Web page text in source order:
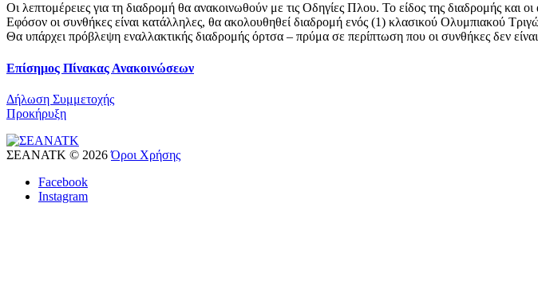
Οι λεπτομέρειες για τη διαδρομή θα ανακοινωθούν με τις Οδηγίες Πλου. Το είδος της διαδρομής και
Εφόσον οι συνθήκες είναι κατάλληλες, θα ακολουθηθεί διαδρομή ενός (1) κλασικού Ολυμπιακού
Θα υπάρχει πρόβλεψη εναλλακτικής διαδρομής όρτσα – πρύμα σε περίπτωση που οι συνθήκες δεν
Επίσημος Πίνακας Ανακοινώσεων
Δήλωση Συμμετοχής
Προκήρυξη
ΣΕΑΝΑΤΚ © 2026 Όροι Χρήσης
Facebook
Instagram